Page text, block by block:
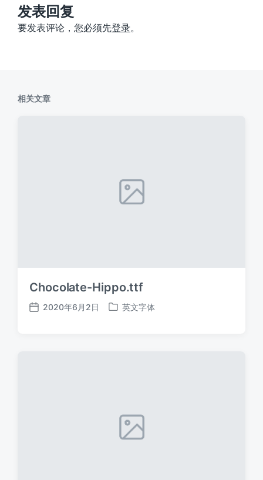
：
发表回复
要发表评论，您必须先登录。
相关文章
Chocolate-Hippo.ttf
发
2020年6月2日
发
英文字体